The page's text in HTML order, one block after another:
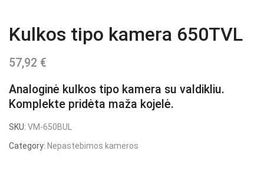
Kulkos tipo kamera 650TVL
57,92 €
Analoginė kulkos tipo kamera su valdikliu.
Komplekte pridėta maža kojelė.
SKU: VM-650BUL
Category: Nepastebimos kameros